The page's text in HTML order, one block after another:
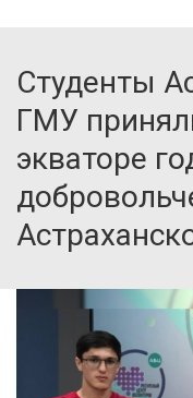
Студенты
ГМУ
экваторе